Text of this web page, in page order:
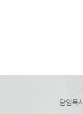
담임목